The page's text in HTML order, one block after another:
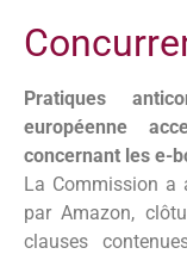
Pratiques
européenne
concernant les e-
La Commission a
par Amazon,
clauses